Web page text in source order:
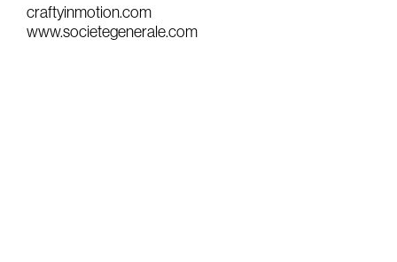
Music
craftyinmotion.com
www.societegenerale.com